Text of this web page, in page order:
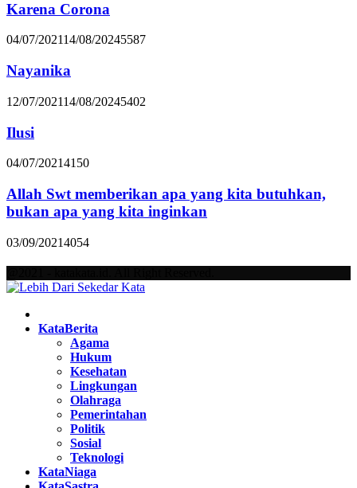
Karena Corona
04/07/202114/08/20245587
Nayanika
12/07/202114/08/20245402
Ilusi
04/07/20214150
Allah Swt memberikan apa yang kita butuhkan,
bukan apa yang kita inginkan
03/09/20214054
KataBerita
Agama
Hukum
Kesehatan
Lingkungan
Olahraga
Pemerintahan
Politik
Sosial
Teknologi
KataNiaga